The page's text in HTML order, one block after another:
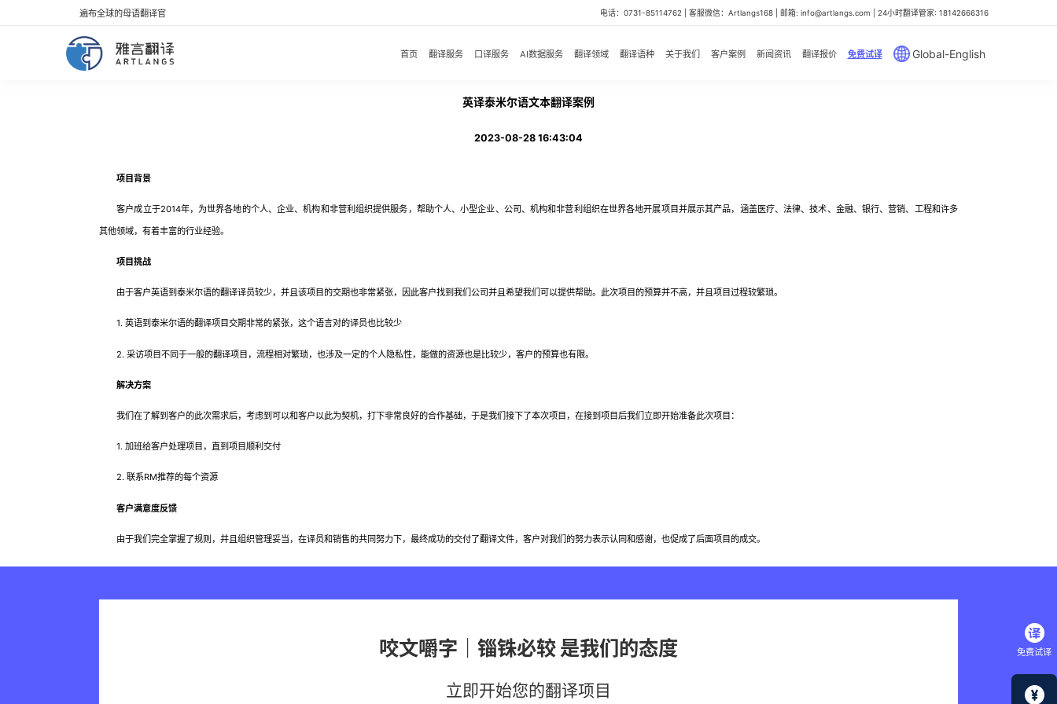
免费试译
遍布全球的母语翻译官 电话：0731-85114762 | 客服微信：Artlangs168 | 邮箱: info@artlangs.com | 24小时翻译管家: 18142666316
首页 翻译服务 口译服务 AI数据服务 翻译领域 翻译语种 关于我们 客户案例 新闻资讯 翻译报价 免费试译 Global-English
英译泰米尔语文本翻译案例
2023-08-28 16:43:04
项目背景
客户成立于2014年，为世界各地的个人、企业、机构和非营利组织提供服务，帮助个人、小型企业、公司、机构和非营利组织在世界各地开展项目并展示其产品，涵盖医疗、法律、技术、金融、银行、营销、工程和许多
其他领域，有着丰富的行业经验。
项目挑战
由于客户英语到泰米尔语的翻译译员较少，并且该项目的交期也非常紧张，因此客户找到我们公司并且希望我们可以提供帮助。此次项目的预算并不高，并且项目过程较繁琐。
1. 英语到泰米尔语的翻译项目交期非常的紧张，这个语言对的译员也比较少
2. 采访项目不同于一般的翻译项目，流程相对繁琐，也涉及一定的个人隐私性，能做的资源也是比较少，客户的预算也有限。
解决方案
我们在了解到客户的此次需求后，考虑到可以和客户以此为契机，打下非常良好的合作基础，于是我们接下了本次项目，在接到项目后我们立即开始准备此次项目：
1. 加班给客户处理项目，直到项目顺利交付
2. 联系RM推荐的每个资源
客户满意度反馈
由于我们完全掌握了规则，并且组织管理妥当，在译员和销售的共同努力下，最终成功的交付了翻译文件，客户对我们的努力表示认同和感谢，也促成了后面项目的成交。
咬文嚼字｜锱铢必较 是我们的态度
立即开始您的翻译项目